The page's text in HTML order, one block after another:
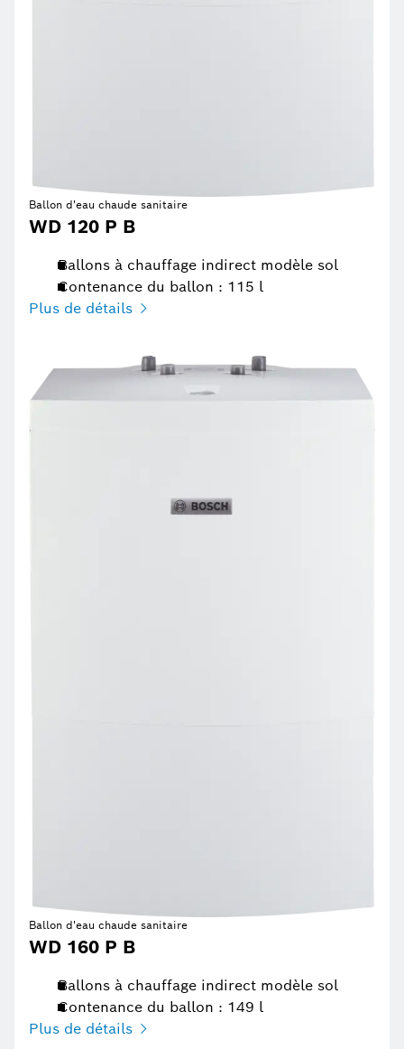
Ballon d'eau chaude sanitaire
WD 120 P B
Ballons à chauffage indirect modèle sol
Contenance du ballon : 115 l
Plus de détails
Ballon d'eau chaude sanitaire
WD 160 P B
Ballons à chauffage indirect modèle sol
Contenance du ballon : 149 l
Plus de détails